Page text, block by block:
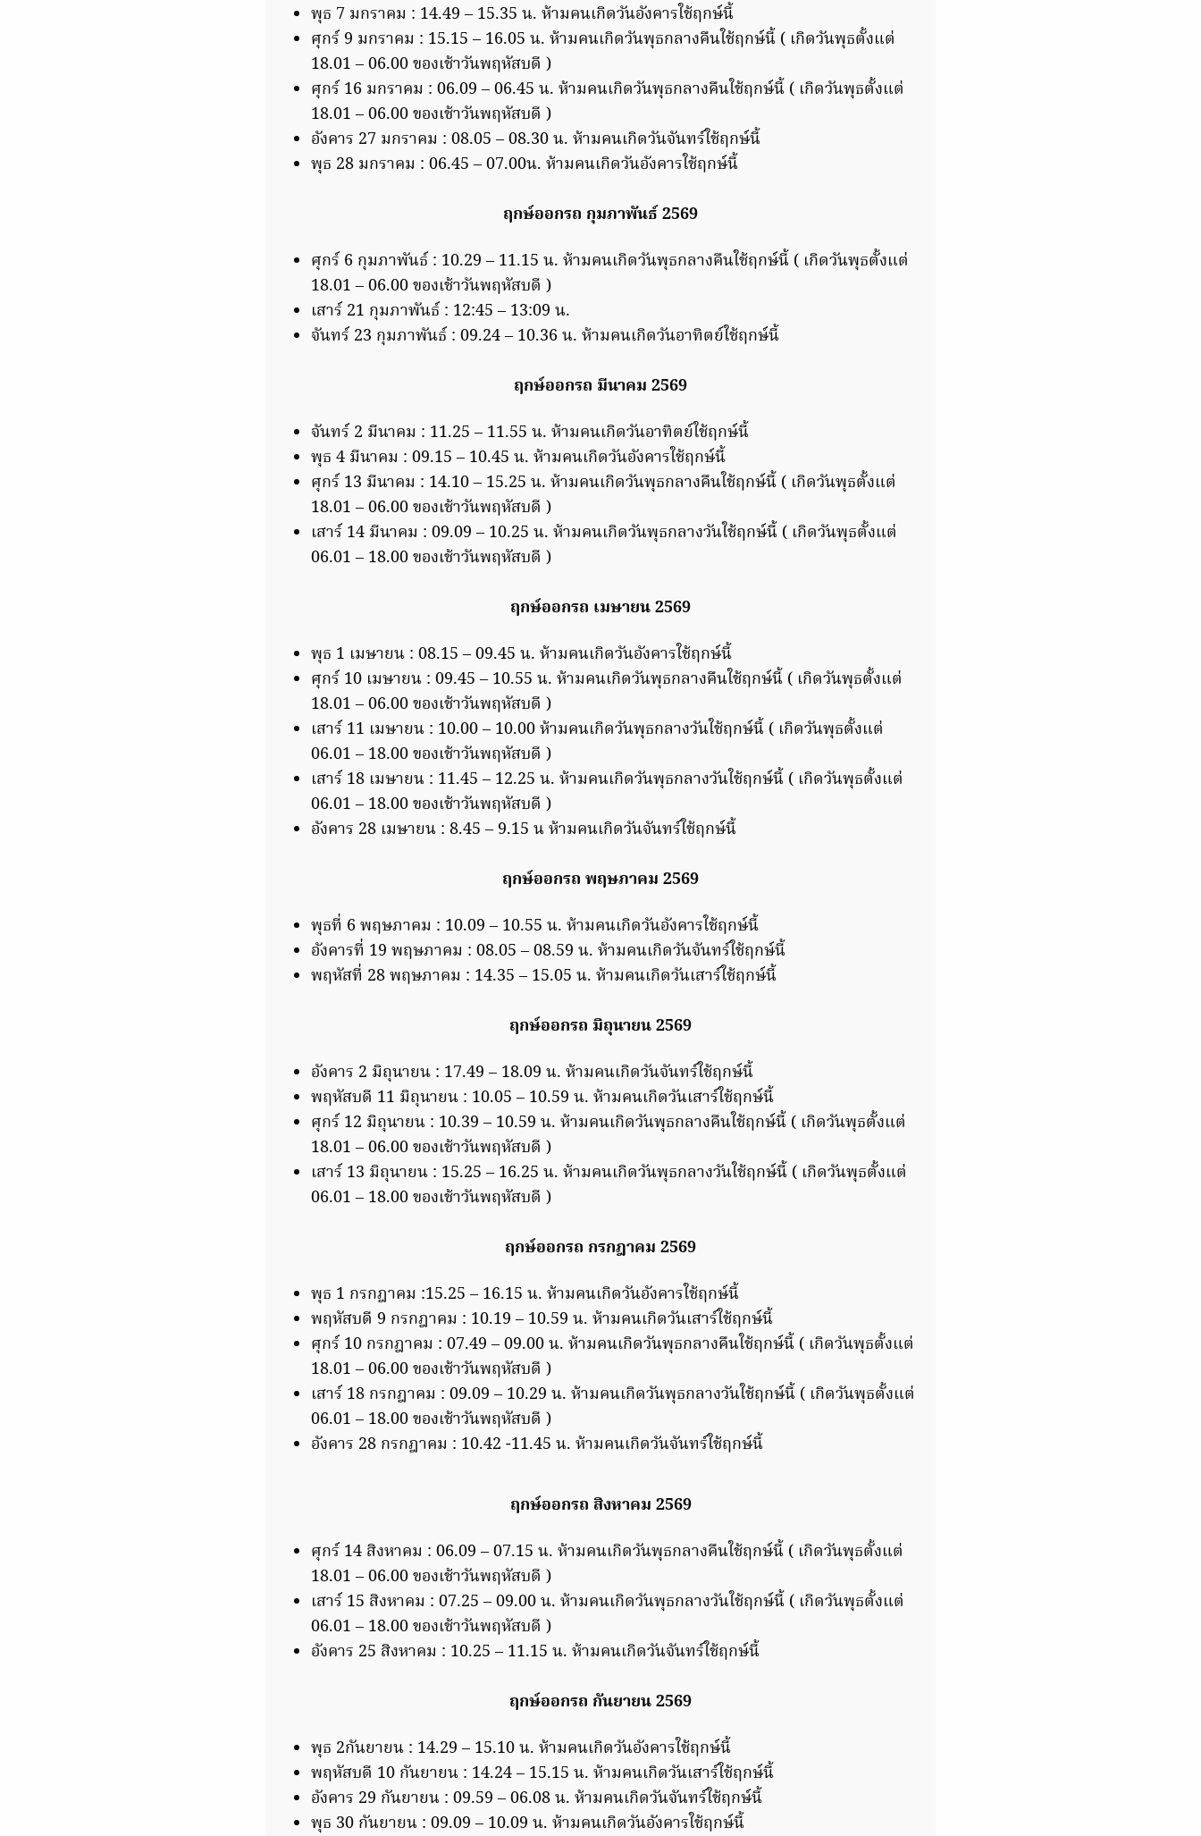
พุธ 7 มกราคม : 14.49 – 15.35 น. ห้ามคนเกิดวันอังคารใช้ฤกษ์นี้
ศุกร์ 9 มกราคม : 15.15 – 16.05 น. ห้ามคนเกิดวันพุธกลางคืนใช้ฤกษ์นี้ ( เกิดวันพุธตั้งแต่
18.01 – 06.00 ของเช้าวันพฤหัสบดี )
ศุกร์ 16 มกราคม : 06.09 – 06.45 น. ห้ามคนเกิดวันพุธกลางคืนใช้ฤกษ์นี้ ( เกิดวันพุธตั้งแต่
18.01 – 06.00 ของเช้าวันพฤหัสบดี )
อังคาร 27 มกราคม : 08.05 – 08.30 น. ห้ามคนเกิดวันจันทร์ใช้ฤกษ์นี้
พุธ 28 มกราคม : 06.45 – 07.00น. ห้ามคนเกิดวันอังคารใช้ฤกษ์นี้
ฤกษ์ออกรถ กุมภาพันธ์ 2569
ศุกร์ 6 กุมภาพันธ์ : 10.29 – 11.15 น. ห้ามคนเกิดวันพุธกลางคืนใช้ฤกษ์นี้ ( เกิดวันพุธตั้งแต่
18.01 – 06.00 ของเช้าวันพฤหัสบดี )
เสาร์ 21 กุมภาพันธ์ : 12:45 – 13:09 น.
จันทร์ 23 กุมภาพันธ์ : 09.24 – 10.36 น. ห้ามคนเกิดวันอาทิตย์ใช้ฤกษ์นี้
ฤกษ์ออกรถ มีนาคม 2569
จันทร์ 2 มีนาคม : 11.25 – 11.55 น. ห้ามคนเกิดวันอาทิตย์ใช้ฤกษ์นี้
พุธ 4 มีนาคม : 09.15 – 10.45 น. ห้ามคนเกิดวันอังคารใช้ฤกษ์นี้
ศุกร์ 13 มีนาคม : 14.10 – 15.25 น. ห้ามคนเกิดวันพุธกลางคืนใช้ฤกษ์นี้ ( เกิดวันพุธตั้งแต่
18.01 – 06.00 ของเช้าวันพฤหัสบดี )
เสาร์ 14 มีนาคม : 09.09 – 10.25 น. ห้ามคนเกิดวันพุธกลางวันใช้ฤกษ์นี้ ( เกิดวันพุธตั้งแต่
06.01 – 18.00 ของเช้าวันพฤหัสบดี )
ฤกษ์ออกรถ เมษายน 2569
พุธ 1 เมษายน : 08.15 – 09.45 น. ห้ามคนเกิดวันอังคารใช้ฤกษ์นี้
ศุกร์ 10 เมษายน : 09.45 – 10.55 น. ห้ามคนเกิดวันพุธกลางคืนใช้ฤกษ์นี้ ( เกิดวันพุธตั้งแต่
18.01 – 06.00 ของเช้าวันพฤหัสบดี )
เสาร์ 11 เมษายน : 10.00 – 10.00 ห้ามคนเกิดวันพุธกลางวันใช้ฤกษ์นี้ ( เกิดวันพุธตั้งแต่
06.01 – 18.00 ของเช้าวันพฤหัสบดี )
เสาร์ 18 เมษายน : 11.45 – 12.25 น. ห้ามคนเกิดวันพุธกลางวันใช้ฤกษ์นี้ ( เกิดวันพุธตั้งแต่
06.01 – 18.00 ของเช้าวันพฤหัสบดี )
อังคาร 28 เมษายน : 8.45 – 9.15 น ห้ามคนเกิดวันจันทร์ใช้ฤกษ์นี้
ฤกษ์ออกรถ พฤษภาคม 2569
พุธที่ 6 พฤษภาคม : 10.09 – 10.55 น. ห้ามคนเกิดวันอังคารใช้ฤกษ์นี้
อังคารที่ 19 พฤษภาคม : 08.05 – 08.59 น. ห้ามคนเกิดวันจันทร์ใช้ฤกษ์นี้
พฤหัสที่ 28 พฤษภาคม : 14.35 – 15.05 น. ห้ามคนเกิดวันเสาร์ใช้ฤกษ์นี้
ฤกษ์ออกรถ มิถุนายน 2569
อังคาร 2 มิถุนายน : 17.49 – 18.09 น. ห้ามคนเกิดวันจันทร์ใช้ฤกษ์นี้
พฤหัสบดี 11 มิถุนายน : 10.05 – 10.59 น. ห้ามคนเกิดวันเสาร์ใช้ฤกษ์นี้
ศุกร์ 12 มิถุนายน : 10.39 – 10.59 น. ห้ามคนเกิดวันพุธกลางคืนใช้ฤกษ์นี้ ( เกิดวันพุธตั้งแต่
18.01 – 06.00 ของเช้าวันพฤหัสบดี )
เสาร์ 13 มิถุนายน : 15.25 – 16.25 น. ห้ามคนเกิดวันพุธกลางวันใช้ฤกษ์นี้ ( เกิดวันพุธตั้งแต่
06.01 – 18.00 ของเช้าวันพฤหัสบดี )
ฤกษ์ออกรถ กรกฎาคม 2569
พุธ 1 กรกฎาคม :15.25 – 16.15 น. ห้ามคนเกิดวันอังคารใช้ฤกษ์นี้
พฤหัสบดี 9 กรกฎาคม : 10.19 – 10.59 น. ห้ามคนเกิดวันเสาร์ใช้ฤกษ์นี้
ศุกร์ 10 กรกฎาคม : 07.49 – 09.00 น. ห้ามคนเกิดวันพุธกลางคืนใช้ฤกษ์นี้ ( เกิดวันพุธตั้งแต่
18.01 – 06.00 ของเช้าวันพฤหัสบดี )
เสาร์ 18 กรกฎาคม : 09.09 – 10.29 น. ห้ามคนเกิดวันพุธกลางวันใช้ฤกษ์นี้ ( เกิดวันพุธตั้งแต่
06.01 – 18.00 ของเช้าวันพฤหัสบดี )
อังคาร 28 กรกฎาคม : 10.42 -11.45 น. ห้ามคนเกิดวันจันทร์ใช้ฤกษ์นี้
ฤกษ์ออกรถ สิงหาคม 2569
ศุกร์ 14 สิงหาคม : 06.09 – 07.15 น. ห้ามคนเกิดวันพุธกลางคืนใช้ฤกษ์นี้ ( เกิดวันพุธตั้งแต่
18.01 – 06.00 ของเช้าวันพฤหัสบดี )
เสาร์ 15 สิงหาคม : 07.25 – 09.00 น. ห้ามคนเกิดวันพุธกลางวันใช้ฤกษ์นี้ ( เกิดวันพุธตั้งแต่
06.01 – 18.00 ของเช้าวันพฤหัสบดี )
อังคาร 25 สิงหาคม : 10.25 – 11.15 น. ห้ามคนเกิดวันจันทร์ใช้ฤกษ์นี้
ฤกษ์ออกรถ กันยายน 2569
พุธ 2กันยายน : 14.29 – 15.10 น. ห้ามคนเกิดวันอังคารใช้ฤกษ์นี้
พฤหัสบดี 10 กันยายน : 14.24 – 15.15 น. ห้ามคนเกิดวันเสาร์ใช้ฤกษ์นี้
อังคาร 29 กันยายน : 09.59 – 06.08 น. ห้ามคนเกิดวันจันทร์ใช้ฤกษ์นี้
พุธ 30 กันยายน : 09.09 – 10.09 น. ห้ามคนเกิดวันอังคารใช้ฤกษ์นี้